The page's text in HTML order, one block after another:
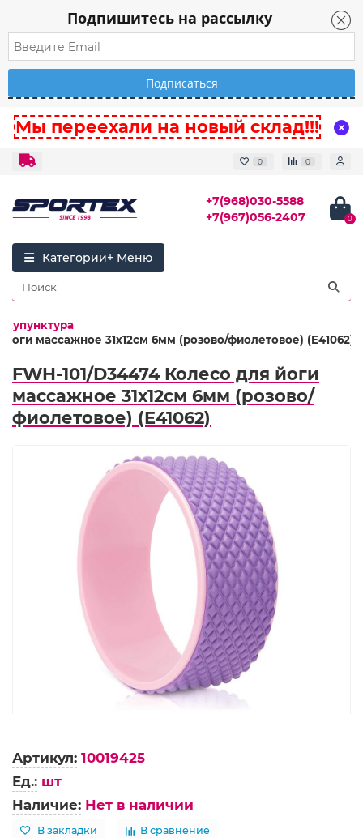
Подпишитесь на рассылку
Мы переехали на новый склад!!!
0 0
+7(968)030-5588
+7(967)056-2407
0
Категории
йоги массажное 31х12см 6мм (розово/фиолетовое) (E41062)
FWH-101/D34474 Колесо для йоги
массажное 31х12см 6мм (розово/
фиолетовое) (E41062)
Артикул: 10019425
Ед.: шт
Наличие: Нет в наличии
В закладки В сравнение